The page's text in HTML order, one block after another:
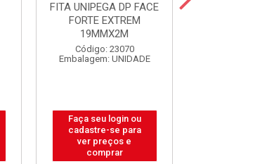
FITA UNIPEGA DP FACE
FORTE EXTREM
19MMX2M
Código: 23070
Embalagem: UNIDADE
Faça seu login ou
cadastre-se para
ver preços e
comprar